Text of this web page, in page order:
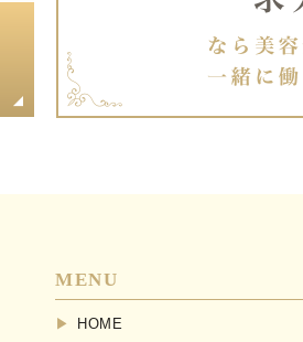
MENU
HOME